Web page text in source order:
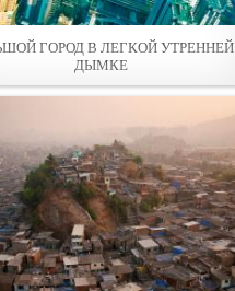
ГОРОД В ЛЕГКОЙ УТРЕННЕЙ
ДЫМКЕ